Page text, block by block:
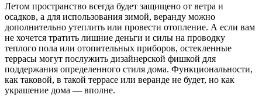
Летом пространство всегда будет защищено от ветра и
осадков, а для использования зимой, веранду можно
дополнительно утеплить или провести отопление. А если вам
не хочется тратить лишние деньги и силы на проводку
теплого пола или отопительных приборов, остекленные
террасы могут послужить дизайнерской фишкой для
поддержания определенного стиля дома. Функциональности,
как таковой, в такой террасе или веранде не будет, но как
украшение дома — вполне.